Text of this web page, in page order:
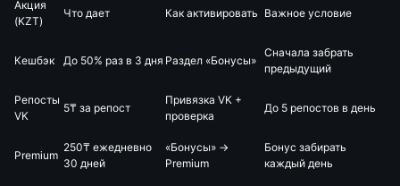
Акция
(KZT)
Что дает Как активировать Важное условие
Кешбэк До 50% раз в 3 дня Раздел «Бонусы»
Сначала забрать
предыдущий
Репосты
VK
5₸ за репост
Привязка VK +
проверка
До 5 репостов в день
Premium
250₸ ежедневно
30 дней
«Бонусы» →
Premium
Бонус забирать
каждый день